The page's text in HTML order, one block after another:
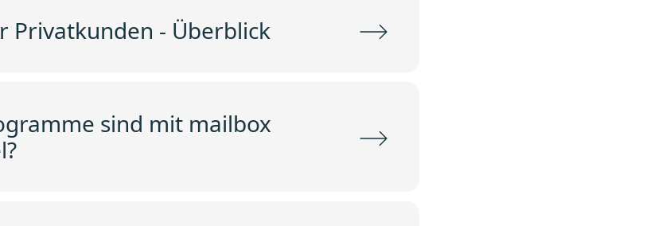
Privatkunden - Überblick
sind mit mailbox